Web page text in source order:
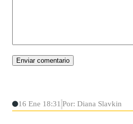
16 Ene 18:31 Por: Diana Slavkin